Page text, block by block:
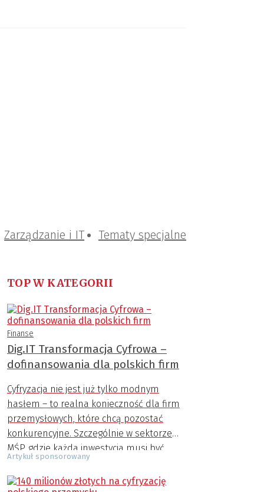
Zarządzanie i IT Tematy specjalne
TOP W KATEGORII
Finanse
Dig.IT Transformacja Cyfrowa –
dofinansowania dla polskich firm
Cyfryzacja nie jest już tylko modnym
hasłem – to realna konieczność dla firm
przemysłowych, które chcą pozostać
konkurencyjne. Szczególnie w sektorze
MŚP, gdzie każda inwestycja musi być
dobrze przemyślana, możliwość
uzyskania zewnętrznego wsparcia
Artykuł sponsorowany